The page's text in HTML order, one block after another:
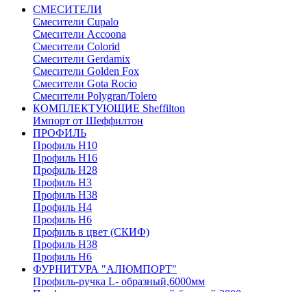
СМЕСИТЕЛИ
Cмесители Cupalo
Смесители Accoona
Смесители Colorid
Смесители Gerdamix
Смесители Golden Fox
Смесители Gota Rocio
Смесители Polygran/Tolero
КОМПЛЕКТУЮЩИЕ Sheffilton
Импорт от Шеффилтон
ПРОФИЛЬ
Профиль H10
Профиль H16
Профиль H28
Профиль H3
Профиль H38
Профиль H4
Профиль H6
Профиль в цвет (СКИФ)
Профиль H38
Профиль H6
ФУРНИТУРА "АЛЮМПОРТ"
Профиль-ручка L- образный,6000мм